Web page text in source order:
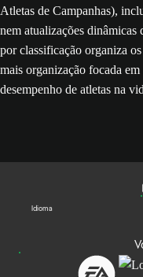
Atletas de Campanhas),
nem atualizações dinâmicas
por classificação organiza
mais organização focada
desempenho de atletas na
Idioma